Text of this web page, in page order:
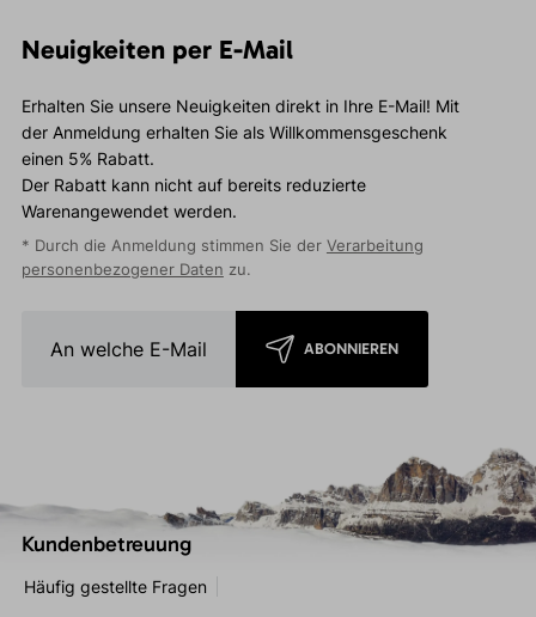
Neuigkeiten per E-Mail
Erhalten Sie unsere Neuigkeiten direkt in Ihre E-Mail! Mit
der Anmeldung erhalten Sie als Willkommensgeschenk
einen 5% Rabatt.
Der Rabatt kann nicht auf bereits reduzierte
Warenangewendet werden.
* Durch die Anmeldung stimmen Sie der Verarbeitung
personenbezogener Daten zu.
ABONNIEREN
Kundenbetreuung
Häufig gestellte Fragen